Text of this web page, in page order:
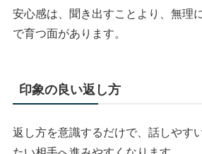
安心感は、聞き出すことより、無理
で育つ面があります。
印象の良い返し方
返し方を意識するだけで、話しやす